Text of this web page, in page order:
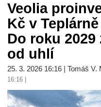
Veolia
Kč v
Do roku
od uhlí
25. 3. 2026 16:16 | Tomáš V.
16:16 |